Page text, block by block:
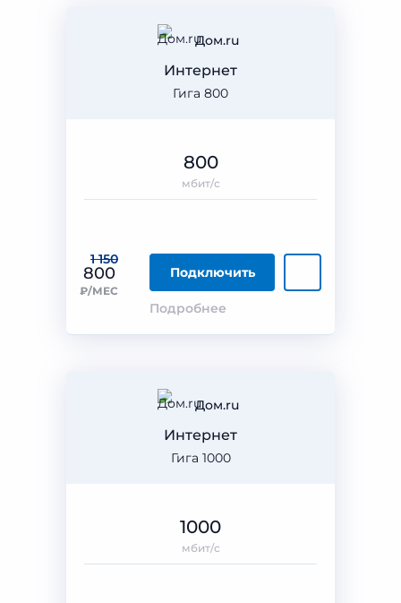
Дом.ru
Гига 800
Интернет
1 150
800
₽/МЕС
Подключить
Подробнее
800
мбит/с
Дом.ru
Гига 1000
Интернет
1000
мбит/с